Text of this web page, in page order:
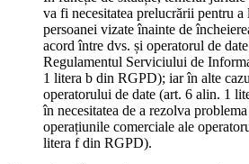
va fi necesitatea prelucrării pentru a
persoanei vizate înainte de
acord între dvs. și operatorul de
Regulamentul Serviciului de
1 litera b din RGPD); iar în alte
operatorului de date (art. 6 alin. 1
în necesitatea de a rezolva
operațiunile comerciale ale
litera f din RGPD).